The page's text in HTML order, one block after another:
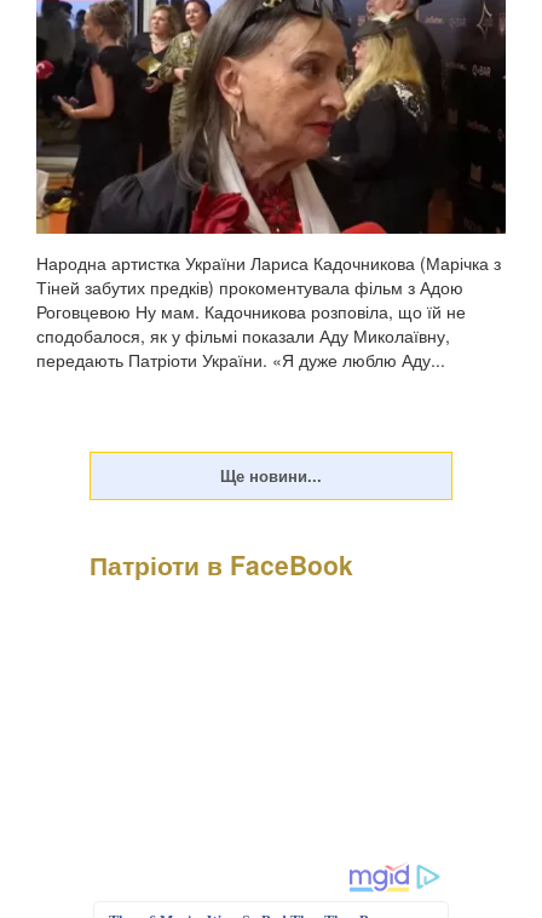
Народна артистка України Лариса Кадочникова (Марічка з
Тіней забутих предків) прокоментувала фільм з Адою
Роговцевою Ну мам. Кадочникова розповіла, що їй не
сподобалося, як у фільмі показали Аду Миколаївну,
передають Патріоти України. «Я дуже люблю Аду...
Патріоти в FaceBook